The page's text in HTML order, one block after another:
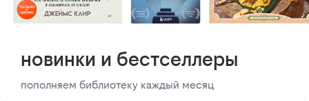
новинки и бестселлеры
пополняем библиотеку каждый месяц